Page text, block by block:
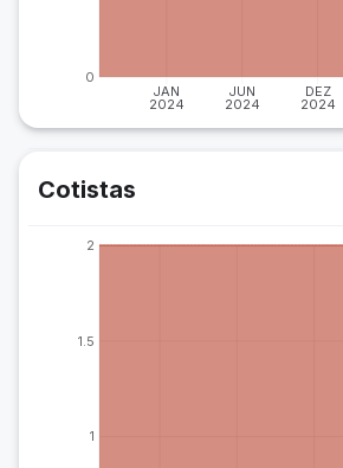
JAN
2024
JUN
2024
DEZ
2024
0
Cotistas
1
1.5
2